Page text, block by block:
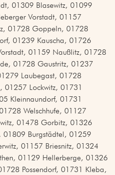
01309 Blasewitz, 01099
Vorstadt, 01157
01728 Goppeln, 01728
01239 Kauscha, 01726
01159 Naußlitz, 01728
01728 Gaustritz, 01237
Laubegast, 01728
01257 Lockwitz, 01731
Kleinnaundorf, 01731
Welschhufe, 01127
01478 Gorbitz, 01326
01809 Burgstädtel, 01259
01157 Briesnitz, 01324
01129 Hellerberge, 01326
Possendorf, 01731 Kleba,